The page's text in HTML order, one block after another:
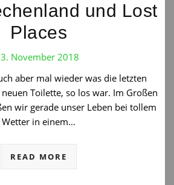
und Lost
Places
November 2018
aber mal wieder was die letzten
Toilette, so los war. Im Großen
wir gerade unser Leben bei tollem
Wetter in einem…
READ MORE